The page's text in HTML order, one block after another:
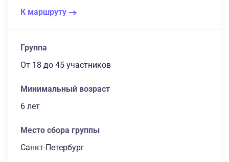
К маршруту
Группа
От 18 до 45 участников
Минимальный возраст
6 лет
Место сбора группы
Санкт-Петербург